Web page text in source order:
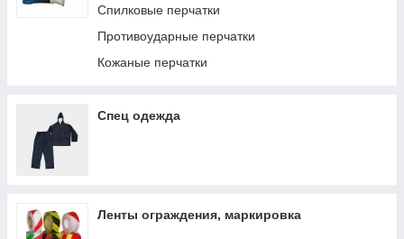
Спилковые перчатки
Противоударные перчатки
Кожаные перчатки
Спец одежда
Ленты ограждения, маркировка